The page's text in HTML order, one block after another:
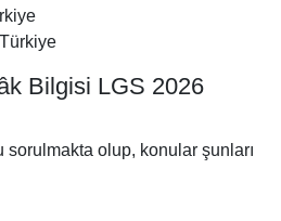
Bilgisi LGS 2026
sorulmakta olup, konular şunları